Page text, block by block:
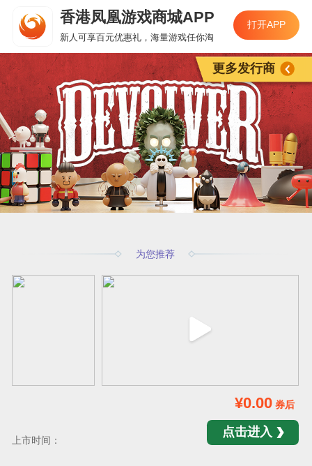
香港凤凰游戏商城APP
新人可享百元优惠礼，海量游戏任你淘
打开APP
为您推荐
上市时间：
¥0.00券后
点击进入
更多发行商